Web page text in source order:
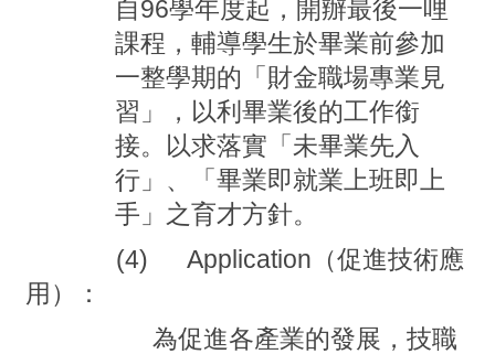
自 96學年度起，開辦最後一哩
課程，輔導學生於畢業前參加
一整學期的「財金職場專業見
習」，以利畢業後的工作銜
接。以求落實「未畢業先入
行」、「畢業即就業上班即上
手」之育才方針。
(4) Application （促進技術應
用）：
為促進各產業的發展，技職